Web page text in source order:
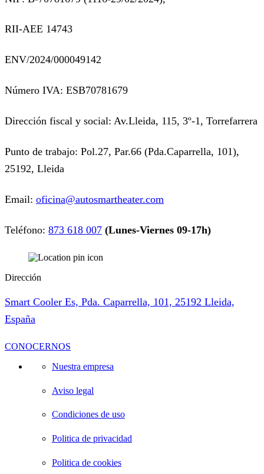
RII-AEE 14743
ENV/2024/000049142
Número IVA: ESB70781679
Dirección fiscal y social: Av.Lleida, 115, 3º-1, Torrefarrera
Punto de trabajo: Pol.27, Par.66 (Pda.Caparrella, 101),
25192, Lleida
Email: oficina@autosmartheater.com
Teléfono: 873 618 007 (Lunes-Viernes 09-17h)
Dirección
Smart Cooler Es, Pda. Caparrella, 101, 25192 Lleida,
España
CONOCERNOS
Nuestra empresa
Aviso legal
Condiciones de uso
Politica de privacidad
Politica de cookies